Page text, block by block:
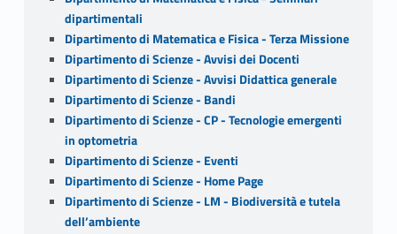
dipartimentali
Dipartimento di Matematica e Fisica - Terza Missione
Dipartimento di Scienze - Avvisi dei Docenti
Dipartimento di Scienze - Avvisi Didattica generale
Dipartimento di Scienze - Bandi
Dipartimento di Scienze - CP - Tecnologie emergenti
in optometria
Dipartimento di Scienze - Eventi
Dipartimento di Scienze - Home Page
Dipartimento di Scienze - LM - Biodiversità e tutela
dell’ambiente